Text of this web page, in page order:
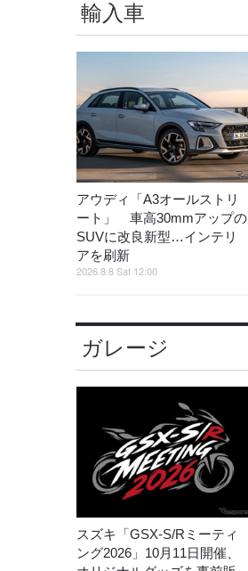
輸入車
アウディ「A3オールストリ
ート」 車高30mmアップの
SUVに改良新型…インテリ
アを刷新
2026.8.8 Sat 12:00
ガレージ
スズキ「GSX-S/Rミーティ
ング2026」10月11日開催、